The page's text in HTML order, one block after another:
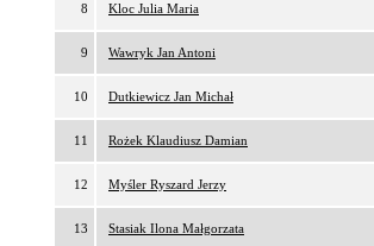
8 Kloc Julia Maria
9 Wawryk Jan Antoni
10 Dutkiewicz Jan Michał
11 Rożek Klaudiusz Damian
12 Myśler Ryszard Jerzy
13 Stasiak Ilona Małgorzata